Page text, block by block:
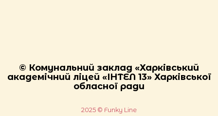
© Комунальний заклад «Харківський
академічний ліцей «ІНТЕЛ 13» Харківської
обласної ради
2025 © Funky Line